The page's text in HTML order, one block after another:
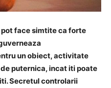
face simtite ca forte
un obiect, activitate
puternica, incat iti poate
Secretul controlarii